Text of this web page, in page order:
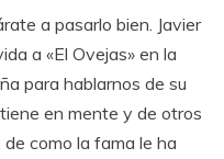
a pasarlo bien. Javier
a «El Ovejas» en la
para hablarnos de su
en mente y de otros
como la fama le ha